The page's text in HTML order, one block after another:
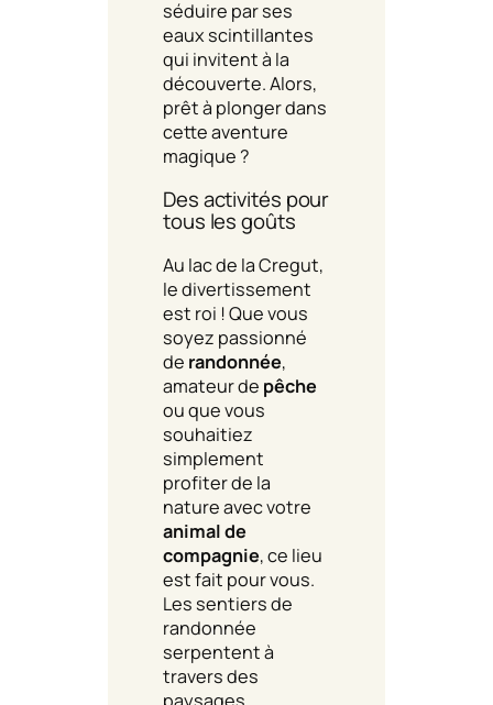
séduire par ses
eaux scintillantes
qui invitent à la
découverte. Alors,
prêt à plonger dans
cette aventure
magique ?
Des activités pour
tous les goûts
Au lac de la Cregut,
le divertissement
est roi ! Que vous
soyez passionné
de randonnée,
amateur de pêche
ou que vous
souhaitiez
simplement
profiter de la
nature avec votre
animal de
compagnie, ce lieu
est fait pour vous.
Les sentiers de
randonnée
serpentent à
travers des